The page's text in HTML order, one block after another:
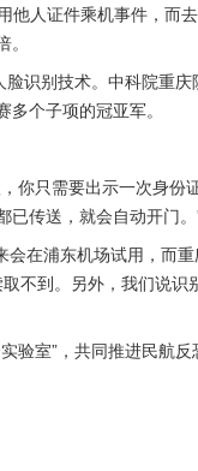
他人证件乘机事件，而
识别技术。中科院重
个子项的冠亚军。
你只需要出示一次身份
已传送，就会自动开门。
在浦东机场试用，而
不到。另外，我们说识
验室”，共同推进民航反